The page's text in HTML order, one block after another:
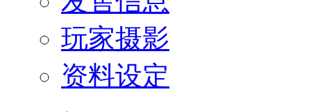
玩家摄影
资料设定